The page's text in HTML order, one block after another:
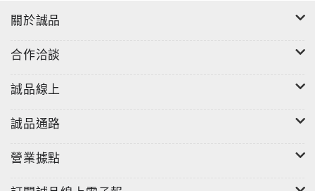
關於誠品
合作洽談
誠品線上
誠品通路
營業據點